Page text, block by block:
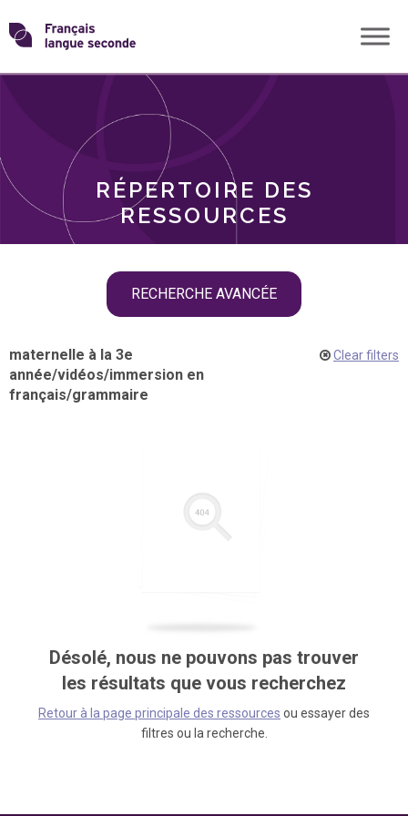
Skip
toTransformons
langue
RÉPERTOIRE DES
RESSOURCES
RECHERCHE AVANCÉE
THÈMES
maternelle à la 3e
année/vidéos/immersion en
français/grammaire
Clear filters
Désolé, nous ne pouvons pas trouver
les résultats que vous recherchez
Retour à la page principale des ressources ou essayer des
filtres ou la recherche.